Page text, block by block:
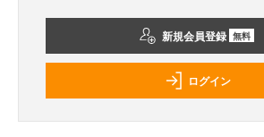
新規会員登録 無料
ログイン